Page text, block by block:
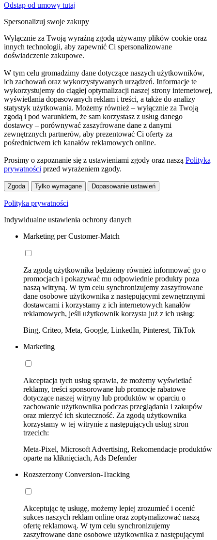
Odstąp od umowy tutaj
Spersonalizuj swoje zakupy
Wyłącznie za Twoją wyraźną zgodą używamy plików cookie oraz
innych technologii, aby zapewnić Ci spersonalizowane
doświadczenie zakupowe.
W tym celu gromadzimy dane dotyczące naszych użytkowników,
ich zachowań oraz wykorzystywanych urządzeń. Informacje te
wykorzystujemy do ciągłej optymalizacji naszej strony internetowej,
wyświetlania dopasowanych reklam i treści, a także do analizy
statystyk użytkowania. Możemy również – wyłącznie za Twoją
zgodą i pod warunkiem, że sam korzystasz z usług danego
dostawcy – porównywać zaszyfrowane dane z danymi
zewnętrznych partnerów, aby prezentować Ci oferty za
pośrednictwem ich kanałów reklamowych online.
Prosimy o zapoznanie się z ustawieniami zgody oraz naszą Polityką
prywatności przed wyrażeniem zgody.
Zgoda Tylko wymagane Dopasowanie ustawień
Polityka prywatności
Indywidualne ustawienia ochrony danych
Marketing per Customer-Match
Za zgodą użytkownika będziemy również informować go o
promocjach i pokazywać mu odpowiednie produkty poza
naszą witryną. W tym celu synchronizujemy zaszyfrowane
dane osobowe użytkownika z następującymi zewnętrznymi
dostawcami i korzystamy z ich internetowych kanałów
reklamowych, jeśli użytkownik korzysta już z ich usług:
Bing, Criteo, Meta, Google, LinkedIn, Pinterest, TikTok
Marketing
Akceptacja tych usług sprawia, że możemy wyświetlać
reklamy, treści sponsorowane lub promocje rabatowe
dotyczące naszej witryny lub produktów w oparciu o
zachowanie użytkownika podczas przeglądania i zakupów
oraz mierzyć ich skuteczność. Za zgodą użytkownika
korzystamy w tej witrynie z następujących usług stron
trzecich:
Meta-Pixel, Microsoft Advertising, Rekomendacje produktów
oparte na kliknięciach, Ads Defender
Rozszerzony Conversion-Tracking
Akceptując tę usługę, możemy lepiej zrozumieć i ocenić
sukces naszych reklam online oraz zoptymalizować naszą
ofertę reklamową. W tym celu synchronizujemy
zaszyfrowane dane osobowe użytkownika z następującymi